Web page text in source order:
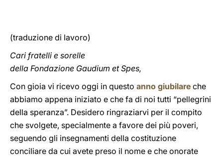
(traduzione di lavoro)
Cari fratelli e sorelle
della Fondazione Gaudium et Spes,
Con gioia vi ricevo oggi in questo anno giubilare che
abbiamo appena iniziato e che fa di noi tutti “pellegrini
della speranza”. Desidero ringraziarvi per il compito
che svolgete, specialmente a favore dei più poveri,
seguendo gli insegnamenti della costituzione
conciliare da cui avete preso il nome e che onorate